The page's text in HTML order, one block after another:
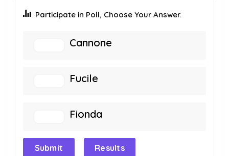
Participate in Poll, Choose Your Answer.
Cannone
Fucile
Fionda
Submit Results